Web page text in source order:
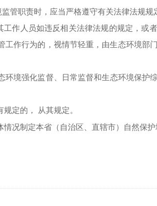
管职责时，应当严格遵守有关法律法规规
作人员如违反相关法律法规的规定，或
作行为的，视情节轻重，由生态环境部
环境强化监督、日常监督和生态环境保护
定的，
从其规定。
况制定本省（自治区、直辖市）自然保护